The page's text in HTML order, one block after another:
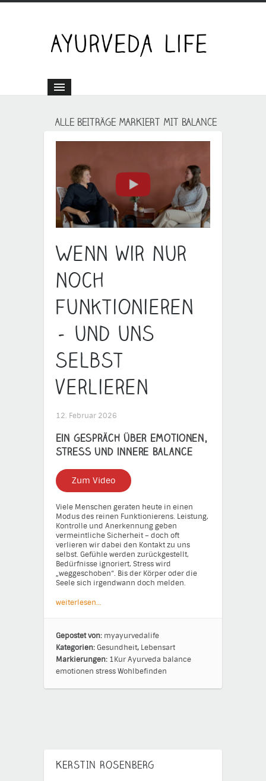
ALLE BEITRÄGE MARKIERT MIT BALANCE
Wenn wir nur
noch
funktionieren
– und uns
selbst
verlieren
12. Februar 2026
Ein Gespräch über Emotionen,
Stress und innere Balance
Zum Video
Viele Menschen geraten heute in einen
Modus des reinen Funktionierens. Leistung,
Kontrolle und Anerkennung geben
vermeintliche Sicherheit – doch oft
verlieren wir dabei den Kontakt zu uns
selbst. Gefühle werden zurückgestellt,
Bedürfnisse ignoriert, Stress wird
„weggeschoben“. Bis der Körper oder die
Seele sich irgendwann doch melden.
weiterlesen…
Gepostet von: myayurvedalife
Kategorien: Gesundheit, Lebensart
Markierungen: 1KurAyurveda balance
emotionen stressWohlbefinden
KERSTIN ROSENBERG